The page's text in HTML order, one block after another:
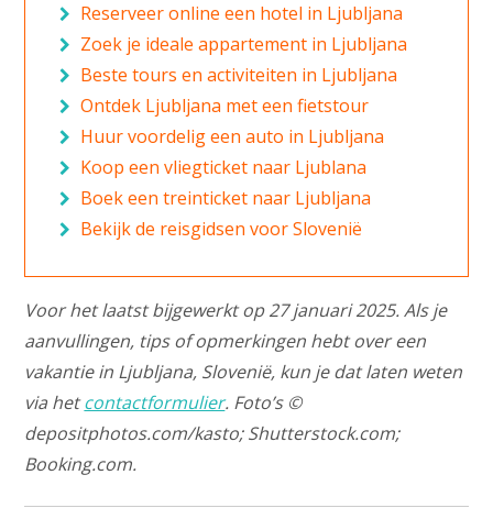
Reserveer online een hotel in Ljubljana
Zoek je ideale appartement in Ljubljana
Beste tours en activiteiten in Ljubljana
Ontdek Ljubljana met een fietstour
Huur voordelig een auto in Ljubljana
Koop een vliegticket naar Ljublana
Boek een treinticket naar Ljubljana
Bekijk de reisgidsen voor Slovenië
Voor het laatst bijgewerkt op 27 januari 2025. Als je
aanvullingen, tips of opmerkingen hebt over een
vakantie in Ljubljana, Slovenië, kun je dat laten weten
via hetcontactformulier. Foto’s ©
depositphotos.com/kasto; Shutterstock.com;
Booking.com.